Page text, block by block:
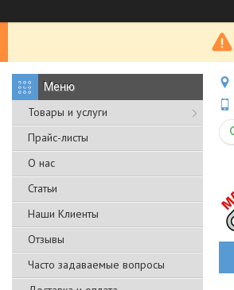
Товары и услуги
Прайс-листы
О нас
Статьи
Наши Клиенты
Отзывы
Часто задаваемые вопросы